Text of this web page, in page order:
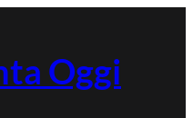
Oggi